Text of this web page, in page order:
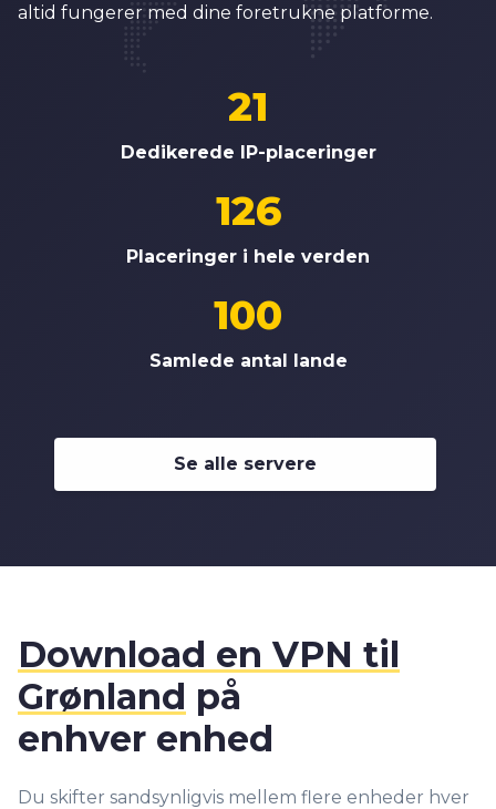
altid fungerer med dine foretrukne platforme.
Dedikerede IP-placeringer
21
Placeringer i hele verden
126
Samlede antal lande
100
Se alle servere
Download en VPN til
Grønland på
enhver enhed
Du skifter sandsynligvis mellem flere enheder hver